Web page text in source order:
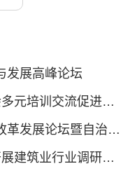
发展高峰论坛
强化培训交流 促进行业发展 ——鄂尔多斯建筑业协会多元培训交流促进行业健康发展
鄂尔多斯建筑业协会参加内蒙古自治区建筑业现代化改革发展论坛暨自治区建筑业优秀企业和优秀企业家表彰会
内蒙古自治区建筑业协会 鄂尔多斯建筑业协会 组织开展建筑业行业调研活动